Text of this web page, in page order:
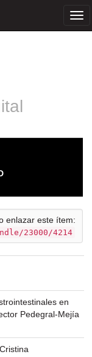
enlazar este ítem:
23000/4214
en
Pedegral-Mejía